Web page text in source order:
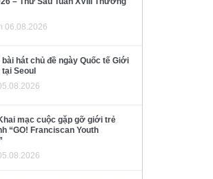
06.08.2026
bài hát chủ đề ngày Quốc tế Giới
Seoul
mạc cuộc gặp gỡ giới trẻ
“GO! Franciscan Youth